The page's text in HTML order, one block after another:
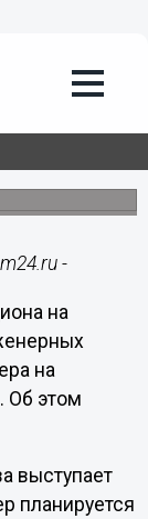
в
млн
более
-
на
на
Об этом
выступает
планируется